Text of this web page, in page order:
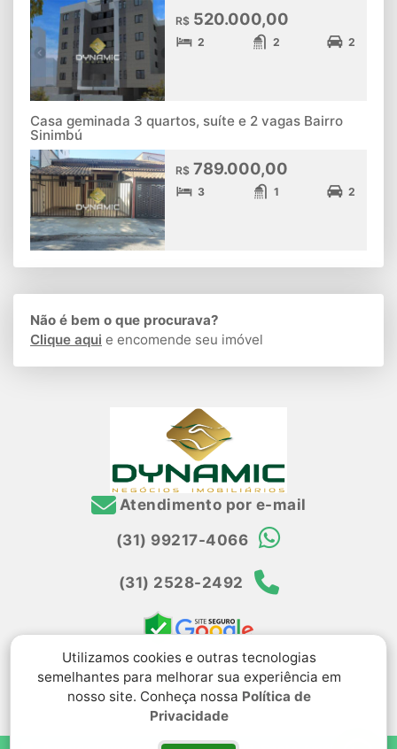
Utilizamos cookies e outras tecnologias
semelhantes para melhorar sua experiência em
nosso site. Conheça nossa Política de
Privacidade
R$ 520.000,00
2 2 2
Casa geminada 3 quartos, suíte e 2 vagas Bairro
Sinimbú
R$ 789.000,00
3 1 2
Não é bem o que procurava?
Clique aqui e encomende seu imóvel
Atendimento por e-mail
(31) 99217-4066
(31) 2528-2492